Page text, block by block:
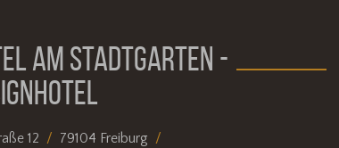
AM STADTGARTEN -
12
79104 Freiburg